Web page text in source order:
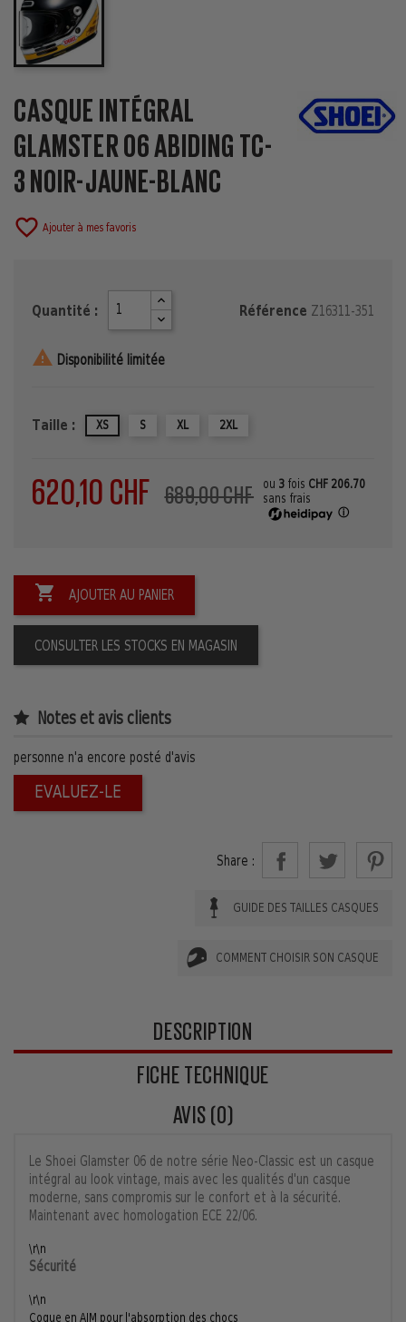
CASQUE INTÉGRAL
GLAMSTER 06 ABIDING TC-
3 NOIR-JAUNE-BLANC
favorite_border Ajouter à mes favoris
Référence Z16311-351
Quantité :
 AJOUTER AU PANIER
 Disponibilité limitée
Taille : XS S XL 2XL
620,10 CHF 689,00 CHF ou 3 fois CHF 206.70
sans frais
ⓘ
CONSULTER LES STOCKS EN MAGASIN
Notes et avis clients
personne n'a encore posté d'avis
EVALUEZ-LE
Share :
GUIDE DES TAILLES CASQUES
COMMENT CHOISIR SON CASQUE
DESCRIPTION
FICHE TECHNIQUE
AVIS (0)
Le Shoei Glamster 06 de notre série Neo-Classic est un casque
intégral au look vintage, mais avec les qualités d'un casque
moderne, sans compromis sur le confort et à la sécurité.
Maintenant avec homologation ECE 22/06.
\r\n
Sécurité
\r\n
Coque en AIM pour l'absorption des chocs